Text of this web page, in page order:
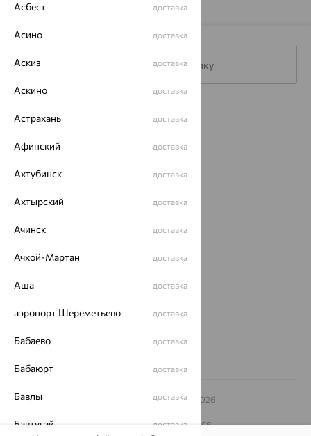
Подписаться на рассылку
Каталог
Акции
ул. Зегеля, 27/2
8 (800) 250-02-30
Заказать звонок
© ООО «Ювелирный дом «Кристалл»,2009 – 2026
На информационном ресурсе применяются
рекомендательные технологии
Асбест доставка
Асино доставка
Аскиз доставка
Аскино доставка
Астрахань доставка
Афипский доставка
Ахтубинск доставка
Ахтырский доставка
Ачинск доставка
Ачхой-Мартан доставка
Аша доставка
аэропорт Шереметьево доставка
Бабаево доставка
Бабаюрт доставка
Бавлы доставка
Бавтугай
доставка